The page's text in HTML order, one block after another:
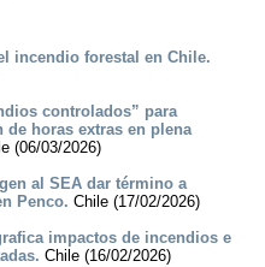
incendio forestal en Chile.
controlados” para
de horas extras en plena
(06/03/2026)
al SEA dar término a
Penco. Chile (17/02/2026)
impactos de incendios e
Chile (16/02/2026)